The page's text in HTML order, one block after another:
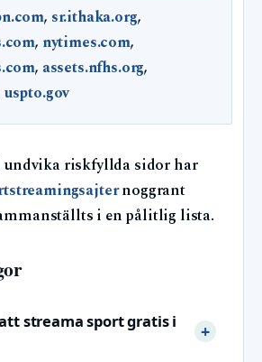
, sr.ithaka.org,
, nytimes.com,
, assets.nfhs.org,
uspto.gov
undvika riskfyllda sidor har
noggrant
i en pålitlig lista.
streama sport gratis i